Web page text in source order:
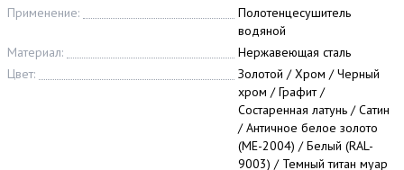
Применение:
Полотенцесушитель
водяной
Материал:
Нержавеющая сталь
Цвет:
Золотой / Хром / Черный
хром / Графит /
Состаренная латунь / Сатин
/ Античное белое золото
(МЕ-2004) / Белый (RAL-
9003) / Темный титан муар